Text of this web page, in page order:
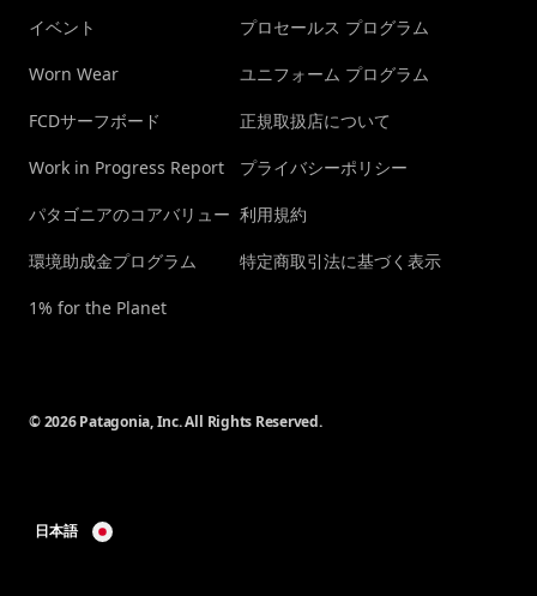
イベント
Worn Wear
FCDサーフボード
Work in Progress Report
パタゴニアのコアバリュー
環境助成金プログラム
1% for the Planet
プロセールス プログラム
ユニフォーム プログラム
正規取扱店について
プライバシーポリシー
利用規約
特定商取引法に基づく表示
© 2026 Patagonia, Inc. All Rights Reserved.
日本語